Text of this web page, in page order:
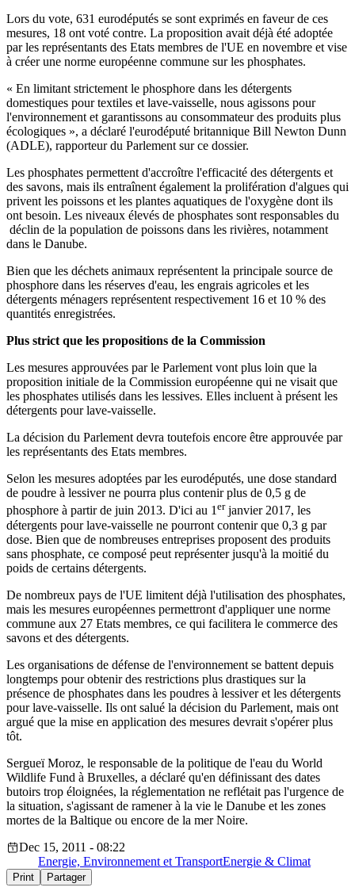
Lors du vote, 631 eurodéputés se sont exprimés en faveur de ces
mesures, 18 ont voté contre. La proposition avait déjà été adoptée
par les représentants des Etats membres de l'UE en novembre et vise
à créer une norme européenne commune sur les phosphates.
« En limitant strictement le phosphore dans les détergents
domestiques pour textiles et lave-vaisselle, nous agissons pour
l'environnement et garantissons au consommateur des produits plus
écologiques », a déclaré l'eurodéputé britannique Bill Newton Dunn
(ADLE), rapporteur du Parlement sur ce dossier.
Les phosphates permettent d'accroître l'efficacité des détergents et
des savons, mais ils entraînent également la prolifération d'algues qui
privent les poissons et les plantes aquatiques de l'oxygène dont ils
ont besoin. Les niveaux élevés de phosphates sont responsables du
déclin de la population de poissons dans les rivières, notamment
dans le Danube.
Bien que les déchets animaux représentent la principale source de
phosphore dans les réserves d'eau, les engrais agricoles et les
détergents ménagers représentent respectivement 16 et 10 % des
quantités enregistrées.
Plus strict que les propositions de la Commission
Les mesures approuvées par le Parlement vont plus loin que la
proposition initiale de la Commission européenne qui ne visait que
les phosphates utilisés dans les lessives. Elles incluent à présent les
détergents pour lave-vaisselle.
La décision du Parlement devra toutefois encore être approuvée par
les représentants des Etats membres.
Selon les mesures adoptées par les eurodéputés, une dose standard
de poudre à lessiver ne pourra plus contenir plus de 0,5 g de
phosphore à partir de juin 2013. D'ici au 1erjanvier 2017, les
détergents pour lave-vaisselle ne pourront contenir que 0,3 g par
dose. Bien que de nombreuses entreprises proposent des produits
sans phosphate, ce composé peut représenter jusqu'à la moitié du
poids de certains détergents.
De nombreux pays de l'UE limitent déjà l'utilisation des phosphates,
mais les mesures européennes permettront d'appliquer une norme
commune aux 27 Etats membres, ce qui facilitera le commerce des
savons et des détergents.
Les organisations de défense de l'environnement se battent depuis
longtemps pour obtenir des restrictions plus drastiques sur la
présence de phosphates dans les poudres à lessiver et les détergents
pour lave-vaisselle. Ils ont salué la décision du Parlement, mais ont
argué que la mise en application des mesures devrait s'opérer plus
tôt.
Sergueï Moroz, le responsable de la politique de l'eau du World
Wildlife Fund à Bruxelles, a déclaré qu'en définissant des dates
butoirs trop éloignées, la réglementation ne reflétait pas l'urgence de
la situation, s'agissant de ramener à la vie le Danube et les zones
mortes de la Baltique ou encore de la mer Noire.
Dec 15, 2011 - 08:22
Energie, Environnement et TransportEnergie & Climat
Print Partager